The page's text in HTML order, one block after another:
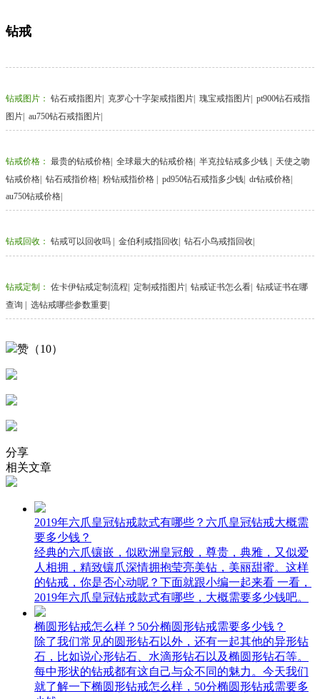
钻戒
钻戒图片 ： 钻石戒指图片| 克罗心十字架戒指图片| 瑰宝戒指图片| pt900钻石戒指
图片| au750钻石戒指图片|
钻戒价格 ： 最贵的钻戒价格| 全球最大的钻戒价格| 半克拉钻戒多少钱 | 天使之吻
钻戒价格| 钻石戒指价格| 粉钻戒指价格 | pd950钻石戒指多少钱| dr钻戒价格|
au750钻戒价格|
钻戒回收 ： 钻戒可以回收吗 | 金伯利戒指回收| 钻石小鸟戒指回收|
钻戒定制 ： 佐卡伊钻戒定制流程| 定制戒指图片| 钻戒证书怎么看| 钻戒证书在哪
查询 | 选钻戒哪些参数重要|
赞（10）
分享
相关文章
2019年六爪皇冠钻戒款式有哪些？六爪皇冠钻戒大概需
要多少钱？
经典的六爪镶嵌，似欧洲皇冠般，尊贵，典雅，又似爱
人相拥，精致镶爪深情拥抱莹亮美钻，美丽甜蜜。这样
的钻戒，你是否心动呢？下面就跟小编一起来看 一看，
2019年六爪皇冠钻戒款式有哪些，大概需要多少钱吧。
椭圆形钻戒怎么样？50分椭圆形钻戒需要多少钱？
除了我们常见的圆形钻石以外，还有一起其他的异形钻
石，比如说心形钻石、水滴形钻石以及椭圆形钻石等。
每中形状的钻戒都有这自己与众不同的魅力。今天我们
就了解一下椭圆形钻戒怎么样，50分椭圆形钻戒需要多